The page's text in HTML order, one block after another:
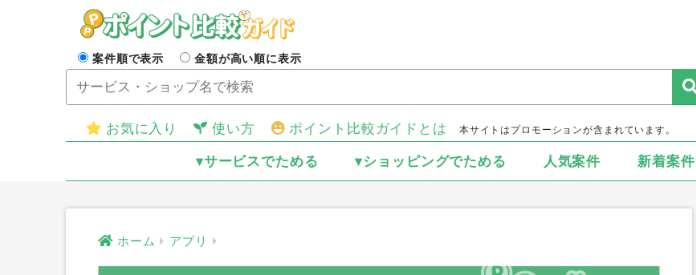
案件順で表示 金額が高い順に表示
お気に入り 使い方 ポイント比較ガイドとは 本サイトはプロモーションが含まれています。
▾サービスでためる ▾ショッピングでためる 人気案件 新着案件
ホーム アプリ